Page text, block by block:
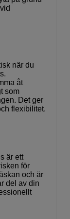
när du
åt
som
Det ger
flexibilitet.
är ett
för
och är
del av din